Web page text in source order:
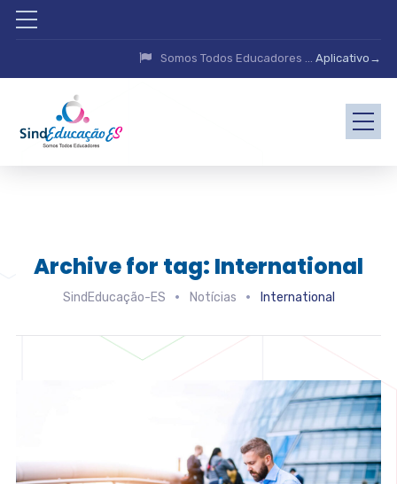
Somos Todos Educadores ...Aplicativo→
Archive for tag: International
SindEducação-ES Notícias International